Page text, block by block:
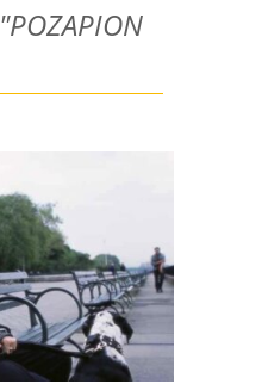
"ΡΟΖΑΡΙΟΝ